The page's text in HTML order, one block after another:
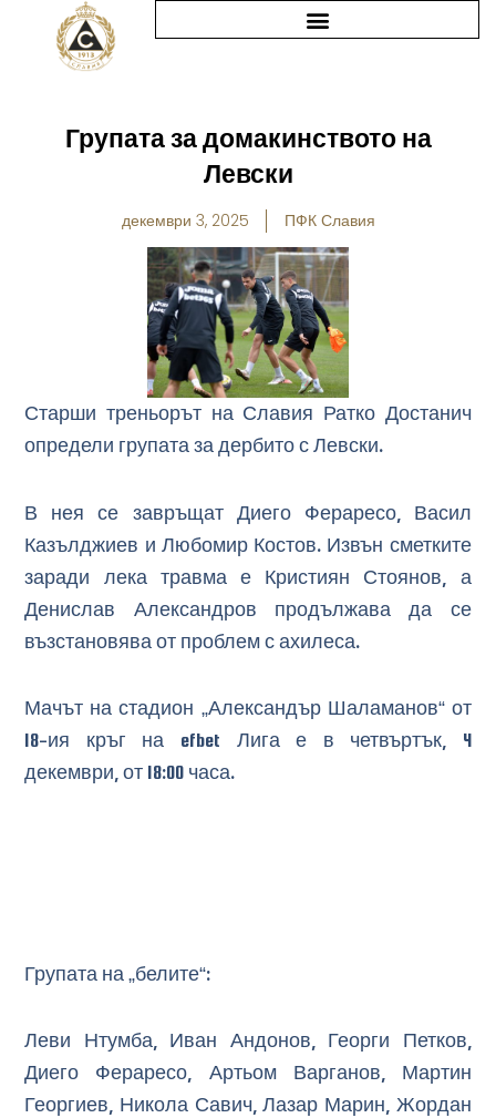
Групата за домакинството на
Левски
декември 3, 2025 ПФК Славия
Старши треньорът на Славия Ратко Достанич
определи групата за дербито с Левски.
В нея се завръщат Диего Фераресо, Васил
Казълджиев и Любомир Костов. Извън сметките
заради лека травма е Кристиян Стоянов, а
Денислав Александров продължава да се
възстановява от проблем с ахилеса.
Мачът на стадион „Александър Шаламанов“ от
18-ия кръг на efbet Лига е в четвъртък, 4
декември, от 18:00 часа.
Групата на „белите“:
Леви Нтумба, Иван Андонов, Георги Петков,
Диего Фераресо, Артьом Варганов, Мартин
Георгиев, Никола Савич, Лазар Марин, Жордан